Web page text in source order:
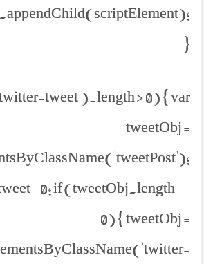
}
tweet').length > 0) { var
tweetObj =
= 0; if (tweetObj.length ==
0) { tweetObj =